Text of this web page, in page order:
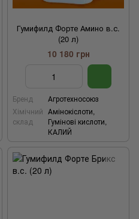
Гумифилд Форте Амино в.с.
(20 л)
10 180 грн
Бренд
Агротехносоюз
Хімічний
склад
Амінокіслоти,
Гумінові кислоти,
КАЛИЙ